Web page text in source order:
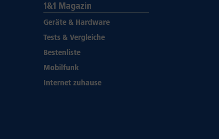
1&1 Magazin
Geräte & Hardware
Tests & Vergleiche
Bestenliste
Mobilfunk
Internet zuhause